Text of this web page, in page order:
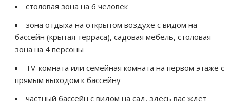
столовая зона на 6 человек
зона отдыха на открытом воздухе с видом на
бассейн (крытая терраса), садовая мебель, столовая
зона на 4 персоны
TV-комната или семейная комната на первом этаже с
прямым выходом к бассейну
частный бассейн с видом на сад, здесь вас ждет